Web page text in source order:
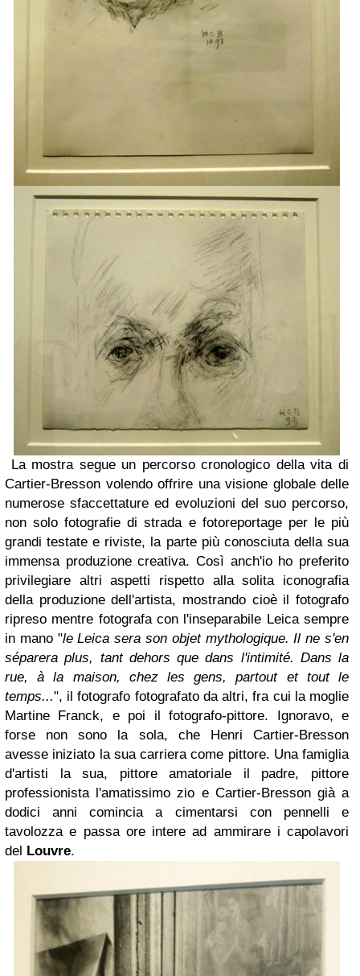
La mostra segue un percorso cronologico della vita di
Cartier-Bresson volendo offrire una visione globale delle
numerose sfaccettature ed evoluzioni del suo percorso,
non solo fotografie di strada e fotoreportage per le più
grandi testate e riviste, la parte più conosciuta della sua
immensa produzione creativa. Così anch'io ho preferito
privilegiare altri aspetti rispetto alla solita iconografia
della produzione dell'artista, mostrando cioè il fotografo
ripreso mentre fotografa con l'inseparabile Leica sempre
in mano "le Leica sera son objet mythologique. Il ne s'en
séparera plus, tant dehors que dans l'intimité. Dans la
rue, à la maison, chez les gens, partout et tout le
temps...", il fotografo fotografato da altri, fra cui la moglie
Martine Franck, e poi il fotografo-pittore. Ignoravo, e
forse non sono la sola, che Henri Cartier-Bresson
avesse iniziato la sua carriera come pittore. Una famiglia
d'artisti la sua, pittore amatoriale il padre, pittore
professionista l'amatissimo zio e Cartier-Bresson già a
dodici anni comincia a cimentarsi con pennelli e
tavolozza e passa ore intere ad ammirare i capolavori
del
Louvre.